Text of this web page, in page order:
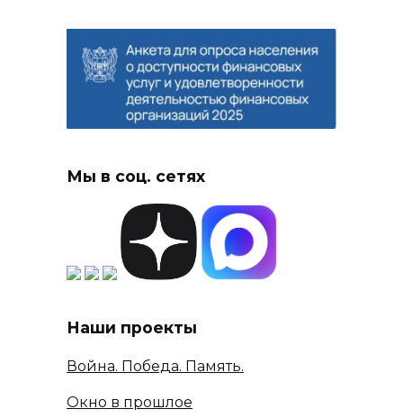
Мы в соц. сетях
Наши проекты
Война. Победа. Память.
Окно в прошлое